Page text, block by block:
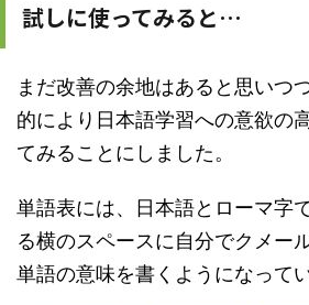
試しに使ってみると…
まだ改善の余地はあると思いつ
的により日本語学習への意欲の
てみることにしました。
単語表には、日本語とローマ字
る横のスペースに自分でクメー
単語の意味を書くようになってい